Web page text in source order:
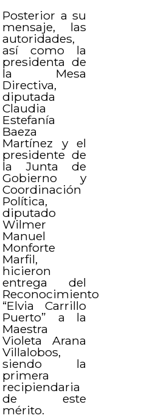
Posterior a su
mensaje, las
autoridades,
así como la
presidenta de
la Mesa
Directiva,
diputada
Claudia
Estefanía
Baeza
Martínez y el
presidente de
la Junta de
Gobierno y
Coordinación
Política,
diputado
Wilmer
Manuel
Monforte
Marfil,
hicieron
entrega del
Reconocimiento
“Elvia Carrillo
Puerto” a la
Maestra
Violeta Arana
Villalobos,
siendo la
primera
recipiendaria
de este
mérito.